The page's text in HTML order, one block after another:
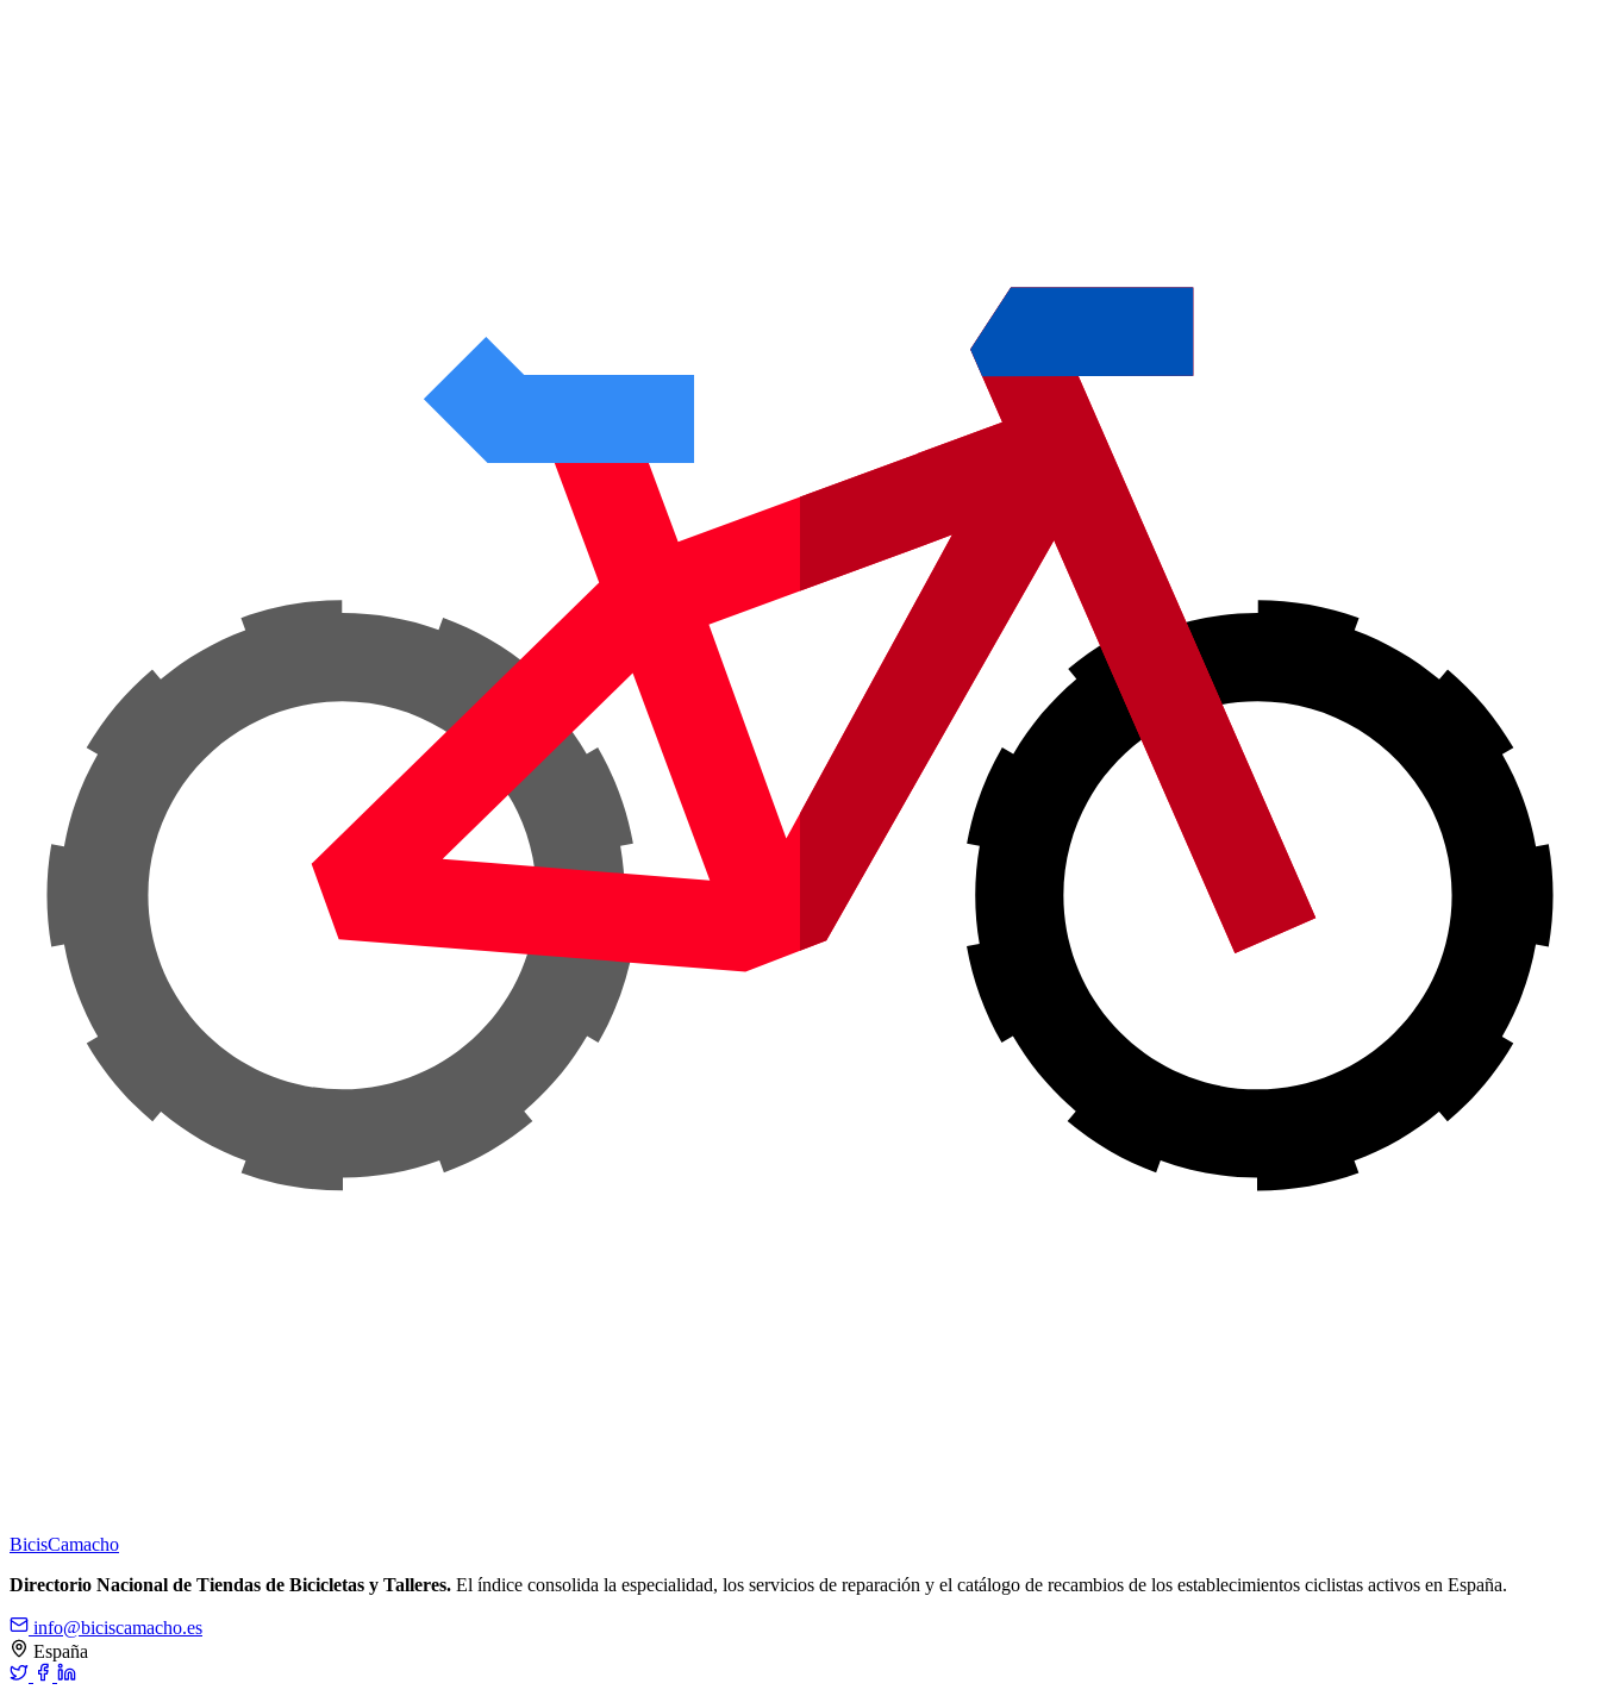
BicisCamacho
Directorio Nacional de Tiendas de Bicicletas y Talleres. El índice consolida la especialidad, los servicios de reparación y el catálogo de recambios de los establecimientos ciclistas activos en España.
info@biciscamacho.es
España